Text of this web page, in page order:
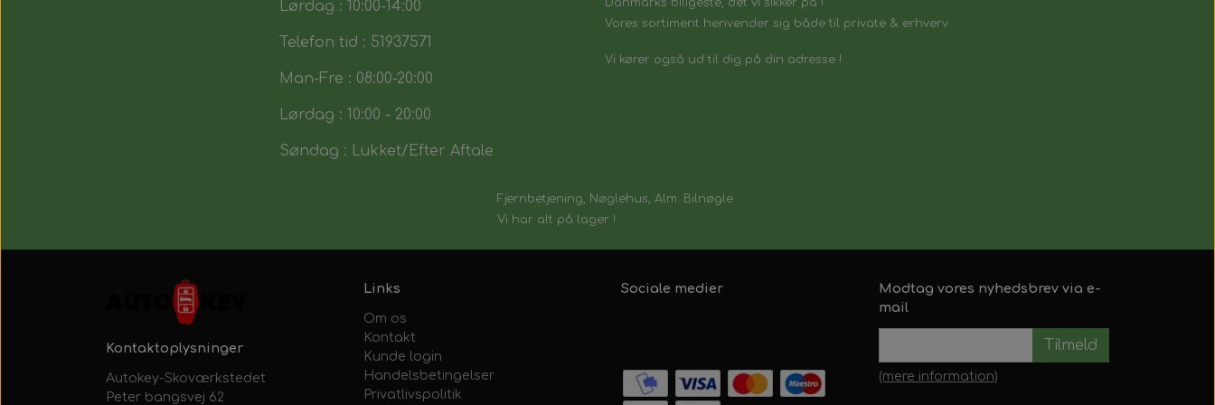
Lørdag : 10:00-14:00
Telefon tid : 51937571
Man-Fre : 08:00-20:00
Lørdag : 10:00 - 20:00
Søndag : Lukket/Efter Aftale
Vores sortiment henvender sig både til private & erhverv.
Vi kører også ud til dig på din adresse !
Fjernbetjening, Nøglehus, Alm. Bilnøgle
Vi har alt på lager !
Kontaktoplysninger
Autokey-Skoværkstedet
Peter bangsvej 62
Links
Om os
Kontakt
Kunde login
Handelsbetingelser
Privatlivspolitik
Sociale medier
Modtag vores nyhedsbrev via e-
mail
Tilmeld
(mere information)